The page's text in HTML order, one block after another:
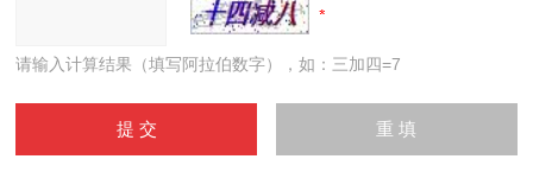
请输入计算结果（填写阿拉伯数字），如：三加四=7